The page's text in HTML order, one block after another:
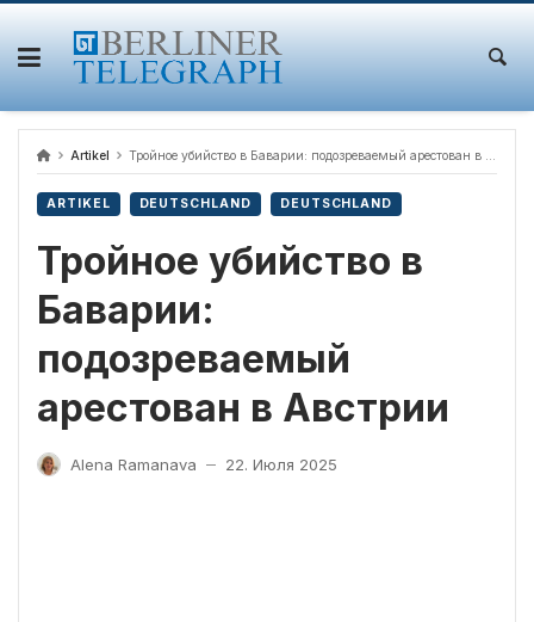
Skip
content
Artikel Тройное убийство в Баварии: подозреваемый арестован в Австрии
ARTIKEL DEUTSCHLAND DEUTSCHLAND
Тройное убийство в
Баварии:
подозреваемый
арестован в Австрии
Alena Ramanava — 22. Июля 2025